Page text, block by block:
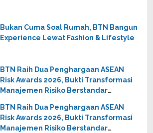
Bukan Cuma Soal Rumah, BTN Bangun
Experience Lewat Fashion & Lifestyle
BTN Raih Dua Penghargaan ASEAN
Risk Awards 2026, Bukti Transformasi
Manajemen Risiko Berstandar
Berkelanjutan
BTN Raih Dua Penghargaan ASEAN
Risk Awards 2026, Bukti Transformasi
Manajemen Risiko Berstandar